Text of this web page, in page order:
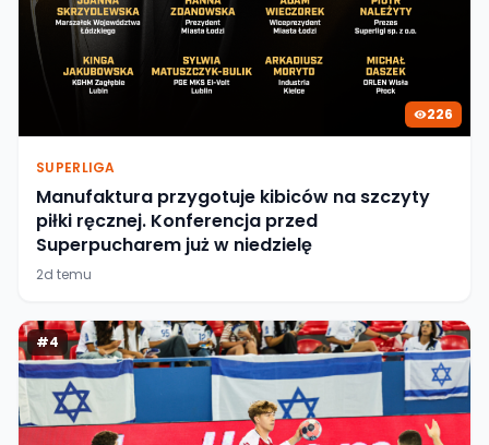
226
SUPERLIGA
Manufaktura przygotuje kibiców na szczyty
piłki ręcznej. Konferencja przed
Superpucharem już w niedzielę
2d temu
#4